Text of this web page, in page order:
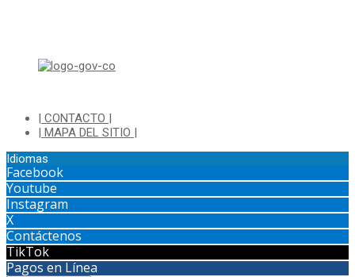
| CONTACTO |
| MAPA DEL SITIO |
Idiomas
Facebook
Youtube
Instagram
X
Contáctenos
TikTok
Pagos en Línea